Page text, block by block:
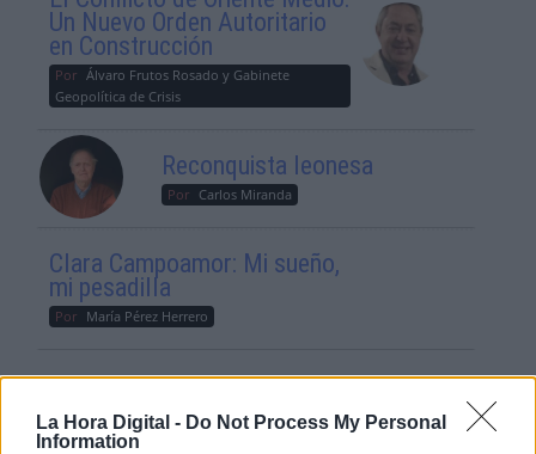
La Hora Digital - Do Not Process My Personal
Information
Un Nuevo Orden Autoritario
en Construcción
Por Álvaro Frutos Rosado y Gabinete
Geopolítica de Crisis
Reconquista leonesa
Por Carlos Miranda
Clara Campoamor: Mi sueño,
mi pesadilla
Por María Pérez Herrero
NOTICIAS MAS VISTAS